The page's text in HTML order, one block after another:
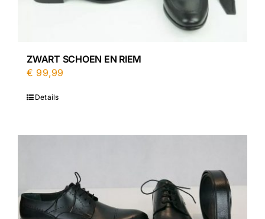
ZWART SCHOEN EN RIEM
€ 99,99
Details